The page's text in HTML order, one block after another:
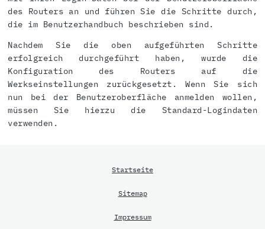
des Routers an und führen Sie die Schritte durch,
die im Benutzerhandbuch beschrieben sind.
Nachdem Sie die oben aufgeführten Schritte
erfolgreich durchgeführt haben, wurde die
Konfiguration des Routers auf die
Werkseinstellungen zurückgesetzt. Wenn Sie sich
nun bei der Benutzeroberfläche anmelden wollen,
müssen Sie hierzu die Standard-Logindaten
verwenden.
Startseite
Sitemap
Impressum